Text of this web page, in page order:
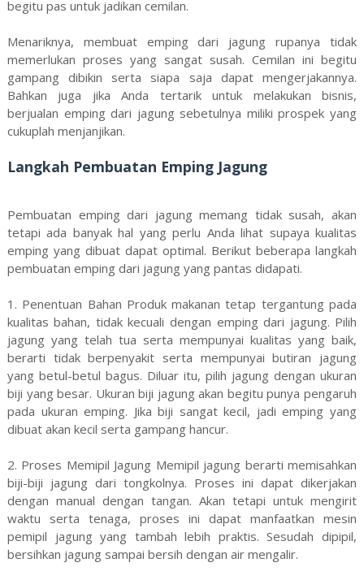
begitu pas untuk jadikan cemilan.
Menariknya, membuat emping dari jagung rupanya tidak
memerlukan proses yang sangat susah. Cemilan ini begitu
gampang dibikin serta siapa saja dapat mengerjakannya.
Bahkan juga jika Anda tertarik untuk melakukan bisnis,
berjualan emping dari jagung sebetulnya miliki prospek yang
cukuplah menjanjikan.
Langkah Pembuatan Emping Jagung
Pembuatan emping dari jagung memang tidak susah, akan
tetapi ada banyak hal yang perlu Anda lihat supaya kualitas
emping yang dibuat dapat optimal. Berikut beberapa langkah
pembuatan emping dari jagung yang pantas didapati.
1. Penentuan Bahan Produk makanan tetap tergantung pada
kualitas bahan, tidak kecuali dengan emping dari jagung. Pilih
jagung yang telah tua serta mempunyai kualitas yang baik,
berarti tidak berpenyakit serta mempunyai butiran jagung
yang betul-betul bagus. Diluar itu, pilih jagung dengan ukuran
biji yang besar. Ukuran biji jagung akan begitu punya pengaruh
pada ukuran emping. Jika biji sangat kecil, jadi emping yang
dibuat akan kecil serta gampang hancur.
2. Proses Memipil Jagung Memipil jagung berarti memisahkan
biji-biji jagung dari tongkolnya. Proses ini dapat dikerjakan
dengan manual dengan tangan. Akan tetapi untuk mengirit
waktu serta tenaga, proses ini dapat manfaatkan mesin
pemipil jagung yang tambah lebih praktis. Sesudah dipipil,
bersihkan jagung sampai bersih dengan air mengalir.